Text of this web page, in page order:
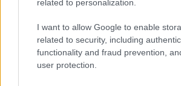
related to personalization.
I want to allow Google to enable
related to security, including
functionality and fraud prevention,
user protection.
Teliholdas Éjszakai Erdőfürdő
A teliholdas erdőfürdő különleges
megtapasztald a természet egy másik